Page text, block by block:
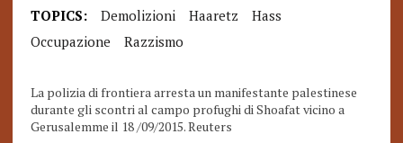
TOPICS: Demolizioni Haaretz
Hass
Occupazione
Razzismo
La polizia di frontiera arresta un manifestante palestinese
durante gli scontri al campo profughi di Shoafat vicino a
Gerusalemme il 18 /09/2015. Reuters